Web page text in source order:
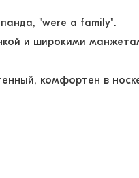
"were a family".
и широкими
комфортен в